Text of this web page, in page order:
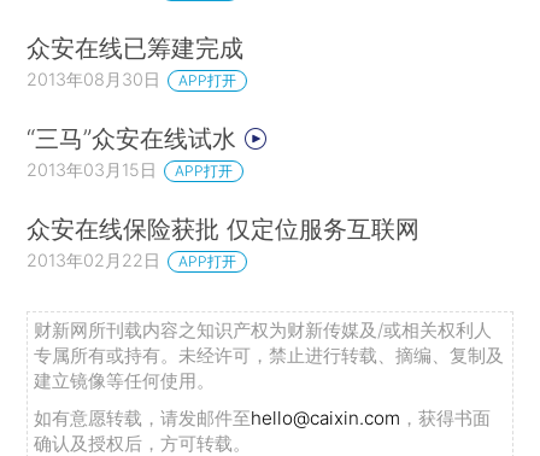
众安在线已筹建完成
2013年08月30日 APP打开
“三马”众安在线试水
2013年03月15日 APP打开
众安在线保险获批 仅定位服务互联网
2013年02月22日 APP打开
财新网所刊载内容之知识产权为财新传媒及/或相关权利人
专属所有或持有。未经许可，禁止进行转载、摘编、复制及
建立镜像等任何使用。
如有意愿转载，请发邮件至hello@caixin.com ，获得书面
确认及授权后，方可转载。